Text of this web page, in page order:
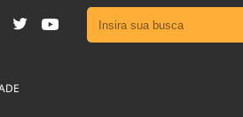
Ver todas as